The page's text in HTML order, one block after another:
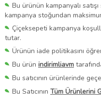
Bu ürünün kampanyalı
kampanya stoğundan
Çiçeksepeti kampanya
tutar.
Ürünün iade politikasını
Bu ürün indirimliavm
Bu satıcının ürünlerinde
Bu Satıcının Tüm Ürünlerini